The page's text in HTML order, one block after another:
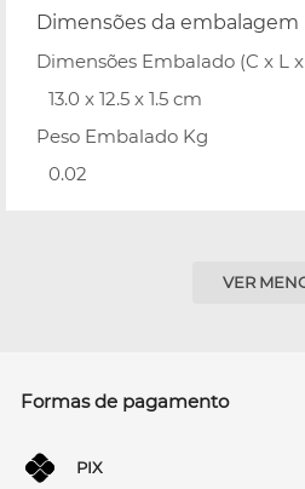
Dimensões da embalagem
Dimensões Embalado (C x L
13.0 x 12.5 x 1.5 cm
Peso Embalado Kg
0.02
VER
Formas de pagamento
PIX